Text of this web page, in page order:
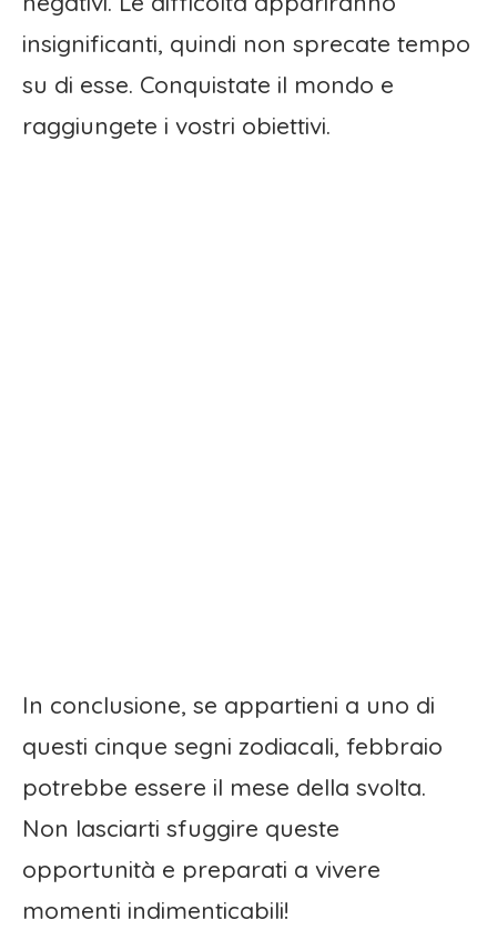
insignificanti, quindi non sprecate tempo
su di esse. Conquistate il mondo e
raggiungete i vostri obiettivi.
In conclusione, se appartieni a uno di
questi cinque segni zodiacali, febbraio
potrebbe essere il mese della svolta.
Non lasciarti sfuggire queste
opportunità e preparati a vivere
momenti indimenticabili!